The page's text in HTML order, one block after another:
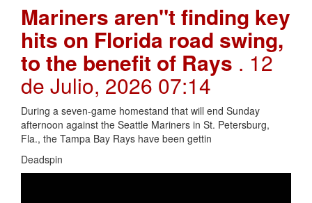
Mariners aren"t finding key
hits on Florida road swing,
to the benefit of Rays . 12
de Julio, 2026 07:14
During a seven-game homestand that will end Sunday
afternoon against the Seattle Mariners in St. Petersburg,
Fla., the Tampa Bay Rays have been gettin
Deadspin